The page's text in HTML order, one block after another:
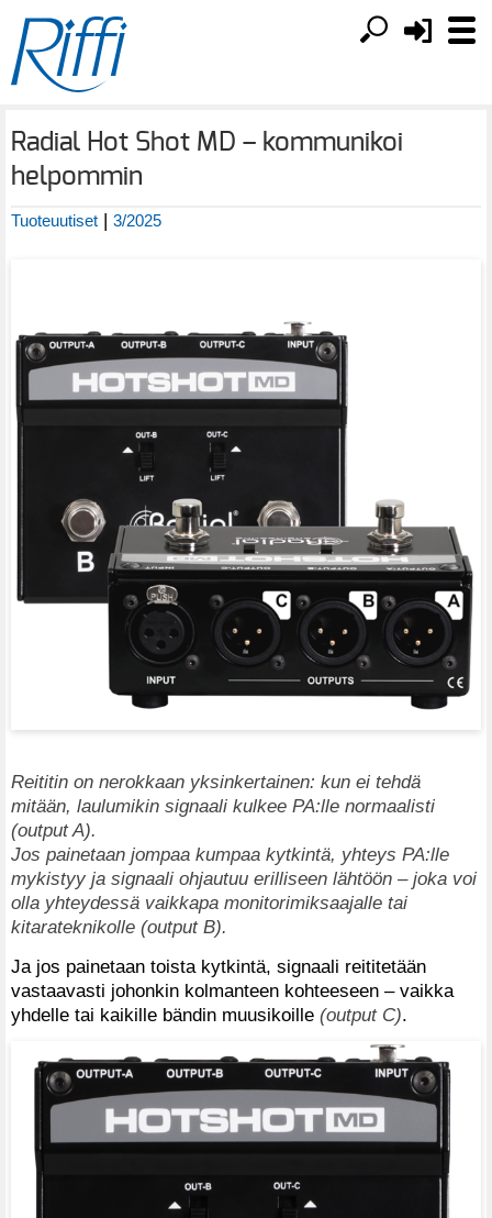
Radial Hot Shot MD – kommunikoi
helpommin
Tuoteuutiset | 3/2025
Reititin on nerokkaan yksinkertainen: kun ei tehdä
mitään, laulumikin signaali kulkee PA:lle normaalisti
(output A).
Jos painetaan jompaa kumpaa kytkintä, yhteys PA:lle
mykistyy ja signaali ohjautuu erilliseen lähtöön – joka voi
olla yhteydessä vaikkapa monitorimiksaajalle tai
kitarateknikolle (output B).
Ja jos painetaan toista kytkintä, signaali reititetään
vastaavasti johonkin kolmanteen kohteeseen – vaikka
yhdelle tai kaikille bändin muusikoille (output C).